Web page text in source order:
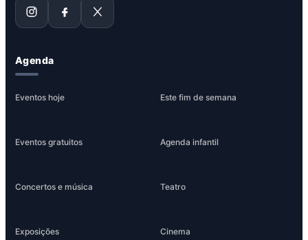
Agenda
Eventos hoje Este fim de semana
Eventos gratuitos Agenda infantil
Concertos e música Teatro
Exposições Cinema